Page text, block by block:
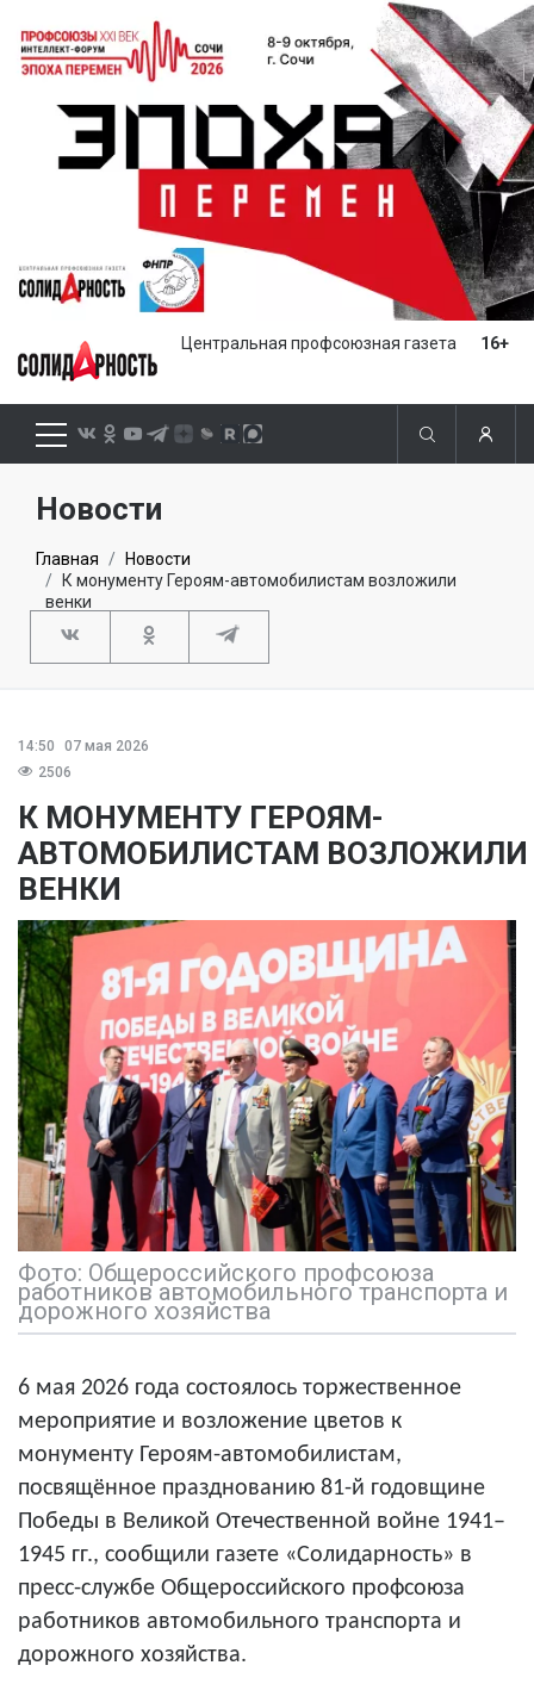
Центральная профсоюзная газета 16+
Новости
Главная
Новости
К монументу Героям-автомобилистам возложили
венки
14:50
07 мая 2026
2506
К МОНУМЕНТУ ГЕРОЯМ-
АВТОМОБИЛИСТАМ ВОЗЛОЖИЛИ
ВЕНКИ
Фото: Общероссийского профсоюза
работников автомобильного транспорта и
дорожного хозяйства
6 мая 2026 года состоялось торжественное
мероприятие и возложение цветов к
монументу Героям-автомобилистам,
посвящённое празднованию 81-й годовщине
Победы в Великой Отечественной войне 1941–
1945 гг., сообщили газете «Солидарность» в
пресс-службе Общероссийского профсоюза
работников автомобильного транспорта и
дорожного хозяйства.